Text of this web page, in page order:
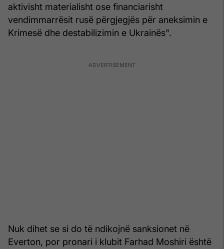
aktivisht materialisht ose financiarisht
vendimmarrësit rusë përgjegjës për aneksimin e
Krimesë dhe destabilizimin e Ukrainës".
Nuk dihet se si do të ndikojnë sanksionet në
Everton, por pronari i klubit Farhad Moshiri është